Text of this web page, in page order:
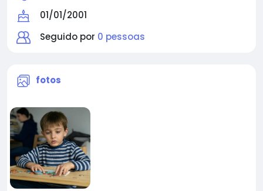
01/01/2001
Seguido por 0 pessoas
fotos